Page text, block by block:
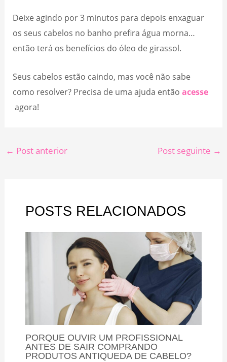
Deixe agindo por 3 minutos para depois enxaguar
os seus cabelos no banho prefira água morna…
então terá os benefícios do óleo de girassol.
Seus cabelos estão caindo, mas você não sabe
como resolver? Precisa de uma ajuda entãoacesse
agora!
← Post anterior Post seguinte →
POSTS RELACIONADOS
PORQUE OUVIR UM PROFISSIONAL
ANTES DE SAIR COMPRANDO
PRODUTOS ANTIQUEDA DE CABELO?